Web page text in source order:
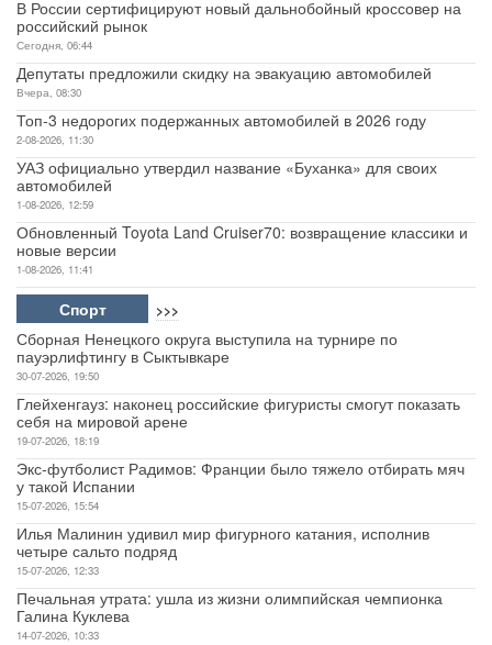
В России сертифицируют новый дальнобойный кроссовер на
российский рынок
Сегодня, 06:44
Депутаты предложили скидку на эвакуацию автомобилей
Вчера, 08:30
Топ-3 недорогих подержанных автомобилей в 2026 году
2-08-2026, 11:30
УАЗ официально утвердил название «Буханка» для своих
автомобилей
1-08-2026, 12:59
Обновленный Toyota Land Cruiser70: возвращение классики и
новые версии
1-08-2026, 11:41
Спорт >>>
Сборная Ненецкого округа выступила на турнире по
пауэрлифтингу в Сыктывкаре
30-07-2026, 19:50
Глейхенгауз: наконец российские фигуристы смогут показать
себя на мировой арене
19-07-2026, 18:19
Экс-футболист Радимов: Франции было тяжело отбирать мяч
у такой Испании
15-07-2026, 15:54
Илья Малинин удивил мир фигурного катания, исполнив
четыре сальто подряд
15-07-2026, 12:33
Печальная утрата: ушла из жизни олимпийская чемпионка
Галина Куклева
14-07-2026, 10:33